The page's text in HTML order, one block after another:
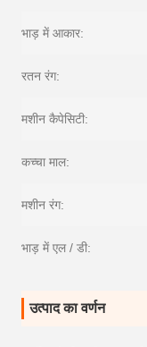
भाड़ में आकार:
रतन रंग:
मशीन कैपेसिटी:
कच्चा माल:
मशीन रंग:
भाड़ में एल / डी:
उत्पाद का वर्णन